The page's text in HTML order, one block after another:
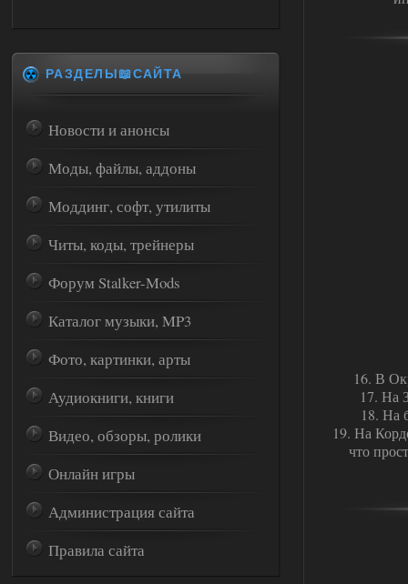
16. В
17. На
18. На
19. На
что
РАЗДЕЛЫ📖САЙТА
Новости и анонсы
Моды, файлы, аддоны
Моддинг, софт, утилиты
Читы, коды, трейнеры
Форум Stalker-Mods
Каталог музыки, MP3
Фото, картинки, арты
Аудиокниги, книги
Видео, обзоры, ролики
Онлайн игры
Администрация сайта
Правила сайта